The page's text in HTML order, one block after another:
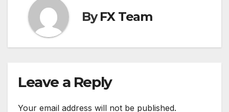
ByFX Team
Leave a Reply
Your email address will not be published.